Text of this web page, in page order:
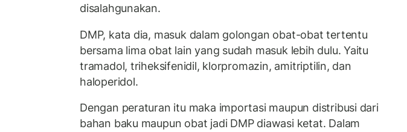
disalahgunakan.
DMP, kata dia, masuk dalam golongan obat-obat tertentu
bersama lima obat lain yang sudah masuk lebih dulu. Yaitu
tramadol, triheksifenidil, klorpromazin, amitriptilin, dan
haloperidol.
Dengan peraturan itu maka importasi maupun distribusi dari
bahan baku maupun obat jadi DMP diawasi ketat. Dalam